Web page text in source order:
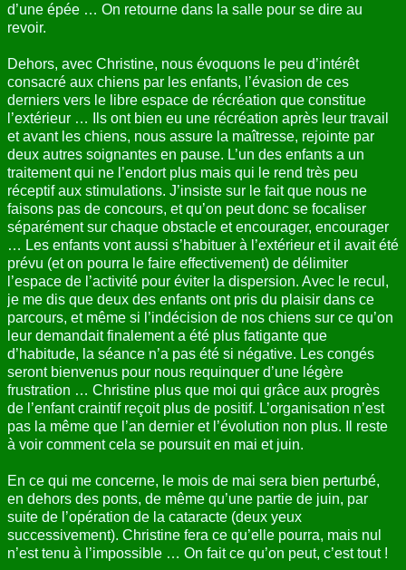
d’une épée … On retourne dans la salle pour se dire au
revoir.
Dehors, avec Christine, nous évoquons le peu d’intérêt
consacré aux chiens par les enfants, l’évasion de ces
derniers vers le libre espace de récréation que constitue
l’extérieur … Ils ont bien eu une récréation après leur travail
et avant les chiens, nous assure la maîtresse, rejointe par
deux autres soignantes en pause. L’un des enfants a un
traitement qui ne l’endort plus mais qui le rend très peu
réceptif aux stimulations. J’insiste sur le fait que nous ne
faisons pas de concours, et qu’on peut donc se focaliser
séparément sur chaque obstacle et encourager, encourager
… Les enfants vont aussi s’habituer à l’extérieur et il avait été
prévu (et on pourra le faire effectivement) de délimiter
l’espace de l’activité pour éviter la dispersion. Avec le recul,
je me dis que deux des enfants ont pris du plaisir dans ce
parcours, et même si l’indécision de nos chiens sur ce qu’on
leur demandait finalement a été plus fatigante que
d’habitude, la séance n’a pas été si négative. Les congés
seront bienvenus pour nous requinquer d’une légère
frustration … Christine plus que moi qui grâce aux progrès
de l’enfant craintif reçoit plus de positif. L’organisation n’est
pas la même que l’an dernier et l’évolution non plus. Il reste
à voir comment cela se poursuit en mai et juin.
En ce qui me concerne, le mois de mai sera bien perturbé,
en dehors des ponts, de même qu’une partie de juin, par
suite de l’opération de la cataracte (deux yeux
successivement). Christine fera ce qu’elle pourra, mais nul
n’est tenu à l’impossible … On fait ce qu’on peut, c’est tout !